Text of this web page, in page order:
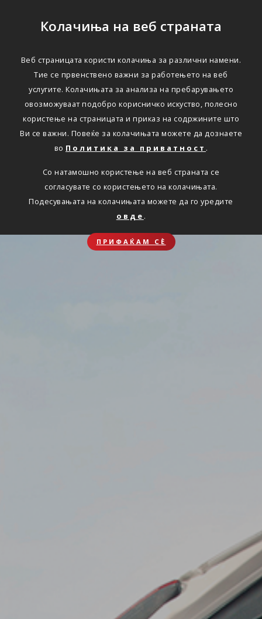
Колачиња на веб страната
Веб страницата користи колачиња за различни намени.
Тие се првенствено важни за работењето на веб
услугите. Колачињата за анализа на пребарувањето
овозможуваат подобро корисничко искуство, полесно
користење на страницата и приказ на содржините што
Ви се важни. Повеќе за колачињата можете да дознаете
во Политика за приватност .
Со натамошно користење на веб страната се
согласувате со користењето на колачињата.
Подесувањата на колачињата можете да го уредите
овде .
ПРИФАЌАМ СЀ